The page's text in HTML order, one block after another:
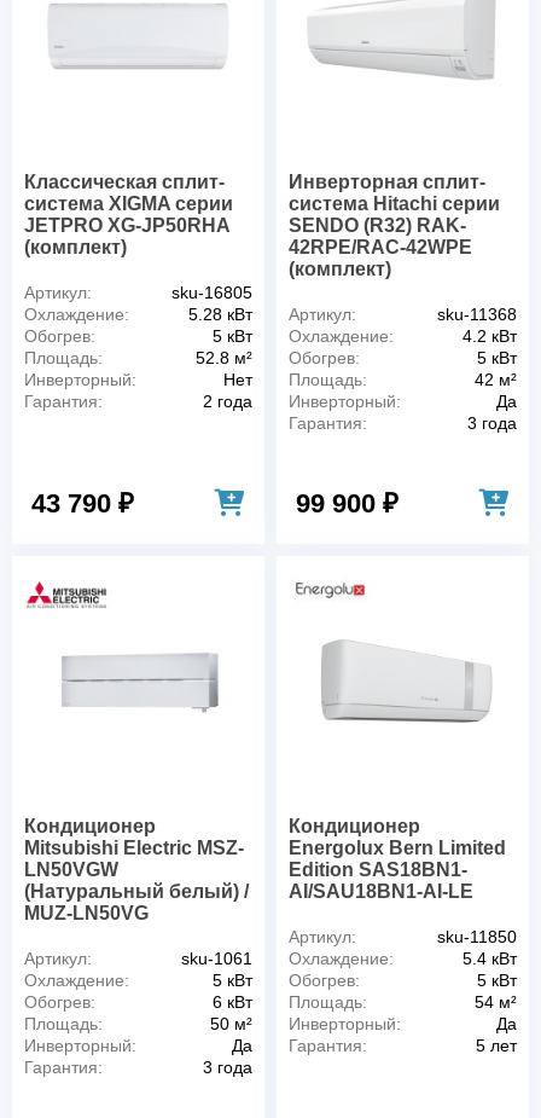
Классическая сплит-
система XIGMA серии
JETPRO XG-JP50RHA
(комплект)
Артикул:
sku-16805
Охлаждение:
5.28 кВт
Обогрев:
5 кВт
Площадь:
52.8 м²
Инверторный:
Нет
Гарантия:
2 года
43 790 ₽
Инверторная сплит-
система Hitachi серии
SENDO (R32) RAK-
42RPE/RAC-42WPE
(комплект)
Артикул:
sku-11368
Охлаждение:
4.2 кВт
Обогрев:
5 кВт
Площадь:
42 м²
Инверторный:
Да
Гарантия:
3 года
99 900 ₽
Кондиционер
Mitsubishi Electric MSZ-
LN50VGW
(Натуральный белый) /
MUZ-LN50VG
Артикул:
sku-1061
Охлаждение:
5 кВт
Обогрев:
6 кВт
Площадь:
50 м²
Инверторный:
Да
Гарантия:
3 года
Кондиционер
Energolux Bern Limited
Edition SAS18BN1-
AI/SAU18BN1-AI-LE
Артикул:
sku-11850
Охлаждение:
5.4 кВт
Обогрев:
5 кВт
Площадь:
54 м²
Инверторный:
Да
Гарантия:
5 лет